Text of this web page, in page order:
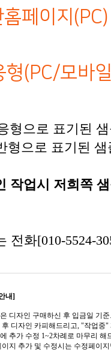
홈페이지
형(PC/모바
형으로 표기된
형으로 표기된
작업시 저희쪽
전화[010-5524-
내]
디자인 구매하신 후 입금일 기
후 디자인 카피해드리고, "작업중
추가 수정 1~2차례로 마무리 해
지 추가 및 수정시는 수정페이